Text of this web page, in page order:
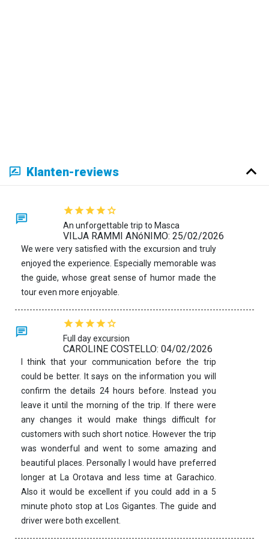
Klanten-reviews
An unforgettable trip to Masca
VILJA RAMMI ANóNIMO: 25/02/2026
We were very satisfied with the excursion and truly
enjoyed the experience. Especially memorable was
the guide, whose great sense of humor made the
tour even more enjoyable.
Full day excursion
CAROLINE COSTELLO: 04/02/2026
I think that your communication before the trip
could be better. It says on the information you will
confirm the details 24 hours before. Instead you
leave it until the morning of the trip. If there were
any changes it would make things difficult for
customers with such short notice. However the trip
was wonderful and went to some amazing and
beautiful places. Personally I would have preferred
longer at La Orotava and less time at Garachico.
Also it would be excellent if you could add in a 5
minute photo stop at Los Gigantes. The guide and
driver were both excellent.